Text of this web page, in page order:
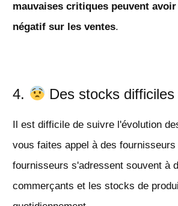
mauvaises critiques peuvent
négatif sur les ventes.
4. Des stocks
Il est difficile de suivre l'évolution
vous faites appel à des
fournisseurs s'adressent souvent à
commerçants et les stocks de